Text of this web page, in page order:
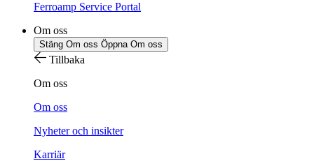
Ferroamp Service Portal
Om oss
Stäng Om oss Öppna Om oss
Tillbaka
Om oss
Om oss
Nyheter och insikter
Karriär